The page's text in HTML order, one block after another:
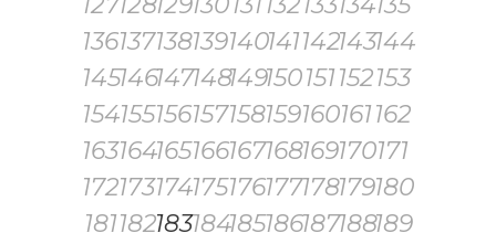
136137138139140141142143144
145146147148149150151152153
154155156157158159160161162
163164165166167168169170171
172173174175176177178179180
181182183184185186187188189